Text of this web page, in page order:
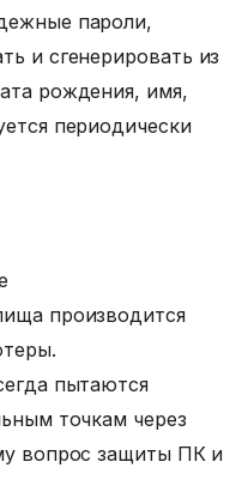
пароли,
и сгенерировать из
рождения, имя,
периодически
производится
пытаются
точкам через
вопрос защиты ПК и